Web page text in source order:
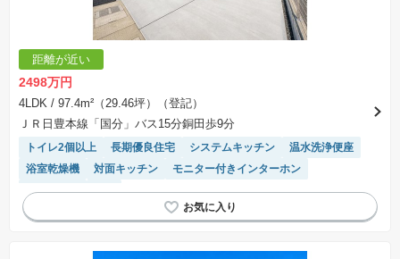
距離が近い
2498万円
4LDK / 97.4m²（29.46坪）（登記）
ＪＲ日豊本線「国分」バス15分銅田歩9分
トイレ2個以上 長期優良住宅 システムキッチン
温水洗浄便座
浴室乾燥機
対面キッチン
モニター付きインターホン
窓付き浴室
WIC